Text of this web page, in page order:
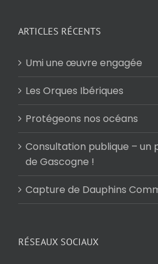
ARTICLES RÉCENTS
Umi une œuvre engagée
Les Orques Ibériques
Protégeons nos océans
Consultation publique – un
de Gascogne !
Capture de Dauphins
RÉSEAUX SOCIAUX